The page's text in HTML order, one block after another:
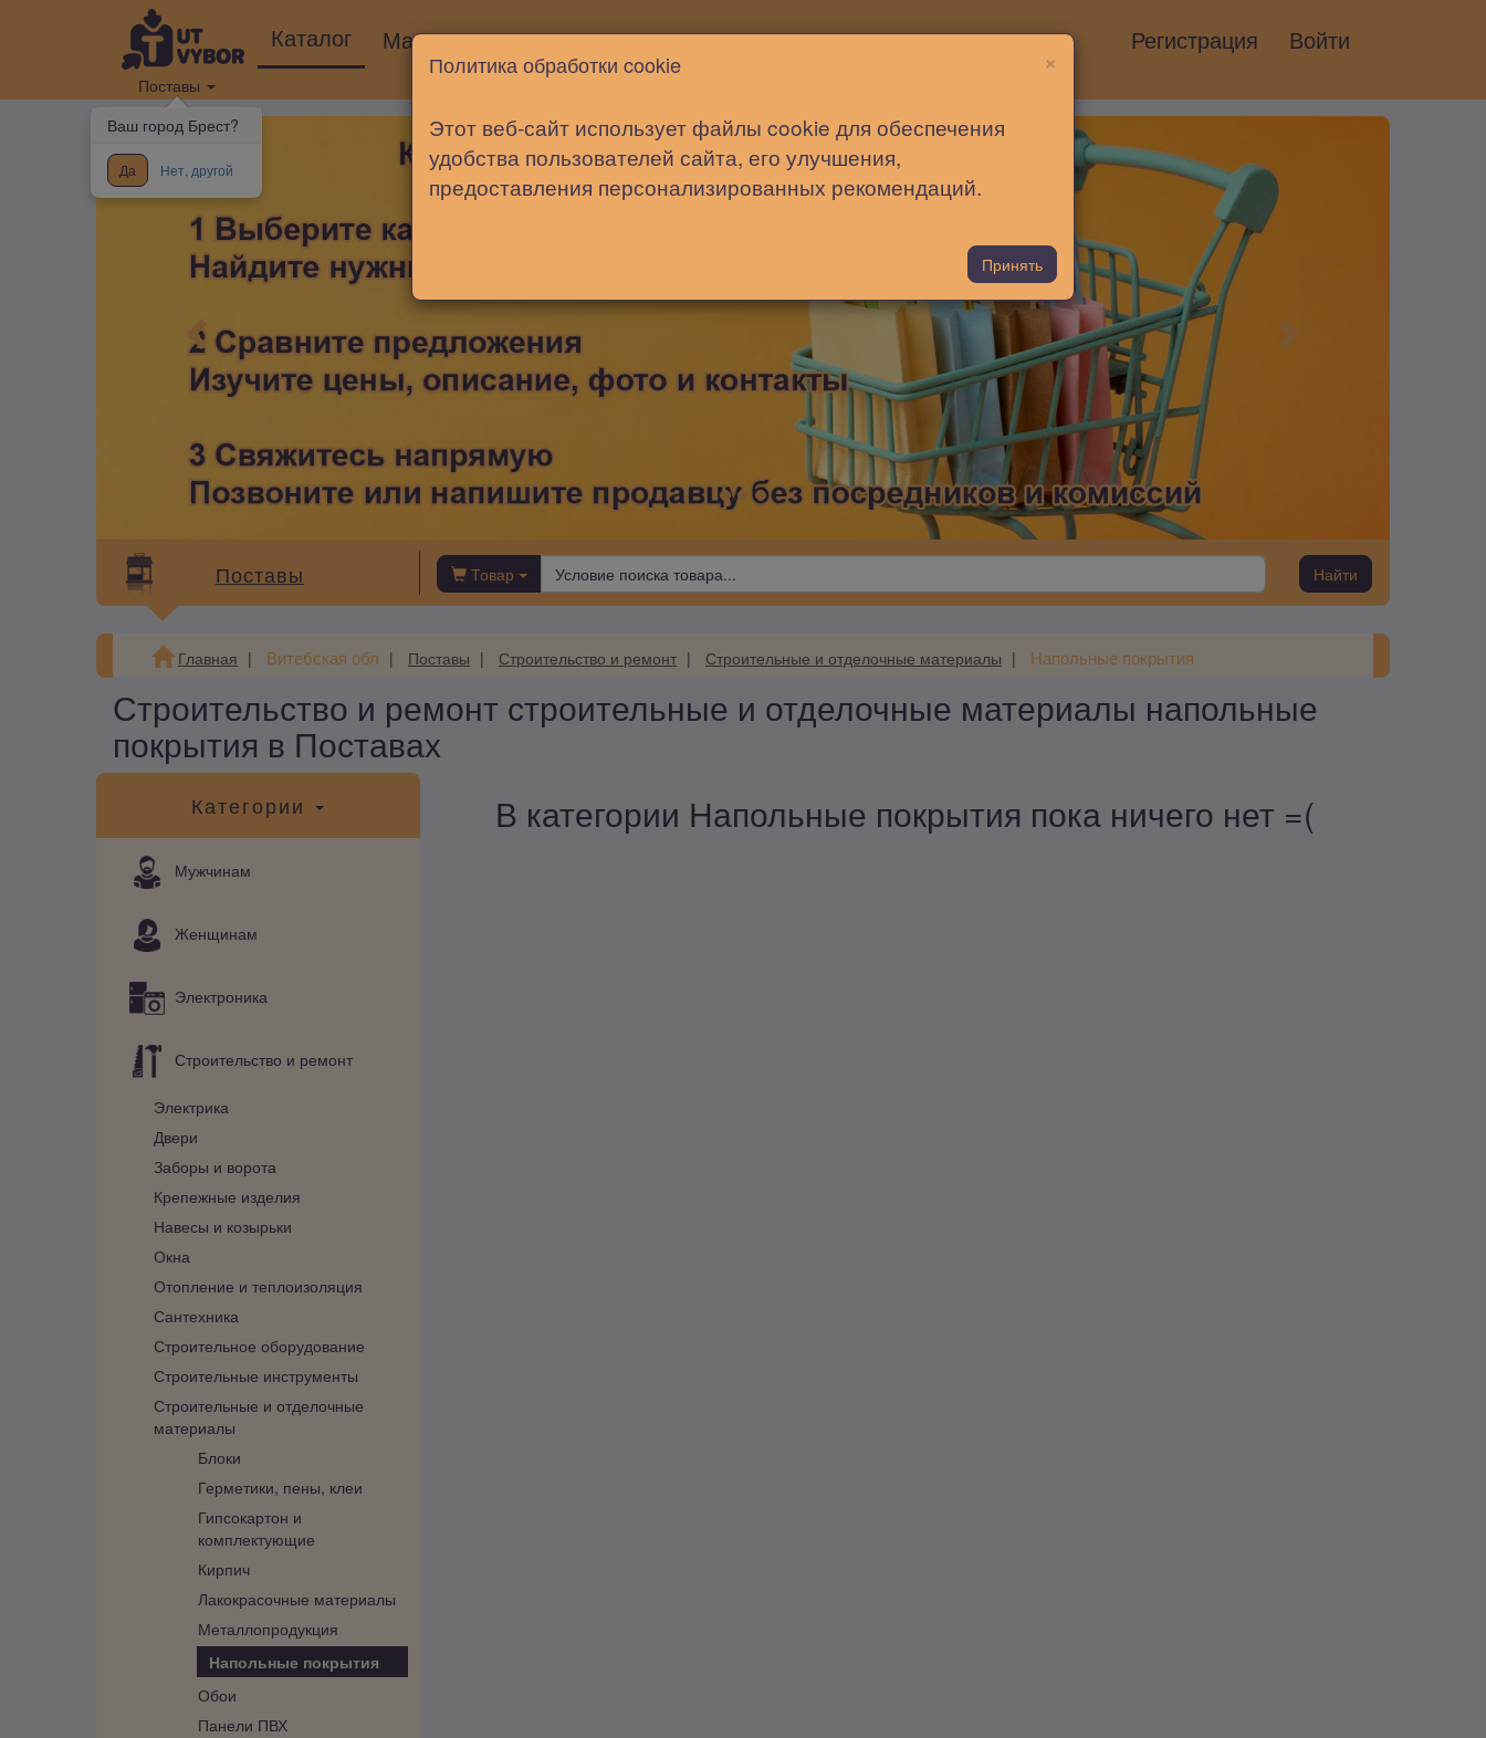
Поставы
Ваш город Брест?
Да Нет, другой
Каталог Магазины Новости Статьи Помощь Регистрация Войти
Поставы Товар Найти
Главная Витебская обл Поставы Строительство и ремонт Строительные и отделочные материалы Напольные покрытия
Строительство и ремонт строительные и отделочные материалы напольные
покрытия в Поставах
Категории
Мужчинам
Женщинам
Электроника
Строительство и ремонт
Электрика
Двери
Заборы и ворота
Крепежные изделия
Навесы и козырьки
Окна
Отопление и теплоизоляция
Сантехника
Строительное оборудование
Строительные инструменты
Строительные и отделочные
материалы
Блоки
Герметики, пены, клеи
Гипсокартон и
комплектующие
Кирпич
Лакокрасочные материалы
Металлопродукция
Напольные покрытия
Обои
Панели ПВХ
В категории Напольные покрытия пока ничего нет =(
×
Политика обработки cookie
Этот веб-сайт использует файлы cookie для обеспечения
удобства пользователей сайта, его улучшения,
предоставления персонализированных рекомендаций.
Принять